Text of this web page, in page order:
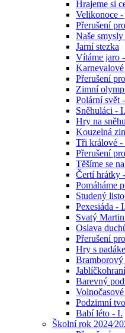
Hrajeme si
Velikonoce
Přerušení
Naše
Jarní stezka
Vítáme jaro
Přerušení
Zimní
Polární svět
Sněhuláci - I.
Hry na
Kouzelná
Tři králové -
Přerušení
Těšíme se
Čertí hrátky
Pomáháme
Studený
Pexesiáda - I.
Svatý
Oslava
Přerušení
Hry s
Bramborový
Barevný
Podzimní
Babí léto - I.
Školní rok